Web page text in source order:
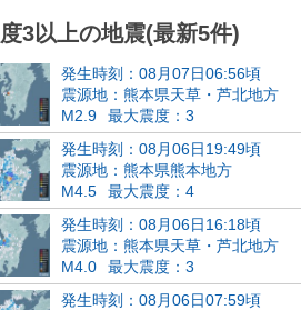
3以上の地震(最新5件)
発生時刻：08月07日06:56頃
震源地：熊本県天草・芦北地方
M2.9
最大震度：3
発生時刻：08月06日19:49頃
震源地：熊本県熊本地方
M4.5
最大震度：4
発生時刻：08月06日16:18頃
震源地：熊本県天草・芦北地方
M4.0
最大震度：3
発生時刻：08月06日07:59頃